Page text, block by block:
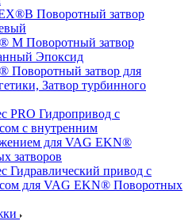
Поворотный затвор
M Поворотный затвор
Эпоксид
Поворотный затвор для
Затвор турбинного
PRO Гидропривод с
с внутренним
для VAG EKN®
затворов
Гидравлический привод с
для VAG EKN® Поворотных